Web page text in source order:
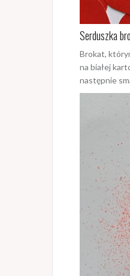
Serduszka
Brokat,
na białej
następnie